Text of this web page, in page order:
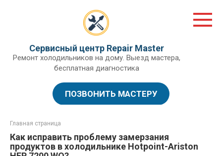
Сервисный центр Repair Master
Ремонт холодильников на дому. Выезд мастера,
бесплатная диагностика
ПОЗВОНИТЬ МАСТЕРУ
Главная страница
Как исправить проблему замерзания
продуктов в холодильнике Hotpoint-Ariston